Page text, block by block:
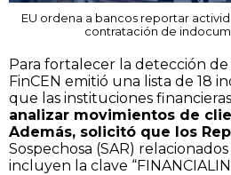
EU ordena a bancos reportar
contratación de
Para fortalecer la detección de
FinCEN emitió una lista de 18
que las instituciones
analizar movimientos de
Además, solicitó que los
Sospechosa (SAR)
incluyen la clave